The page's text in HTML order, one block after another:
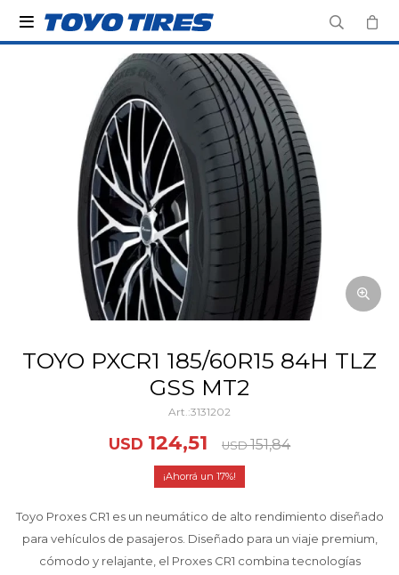

TOYO PXCR1 185/60R15 84H TLZ
GSS MT2
3131202
USD 124,51 USD 151,84
17
Toyo Proxes CR1 es un neumático de alto rendimiento diseñado
para vehículos de pasajeros. Diseñado para un viaje premium,
cómodo y relajante, el Proxes CR1 combina tecnologías